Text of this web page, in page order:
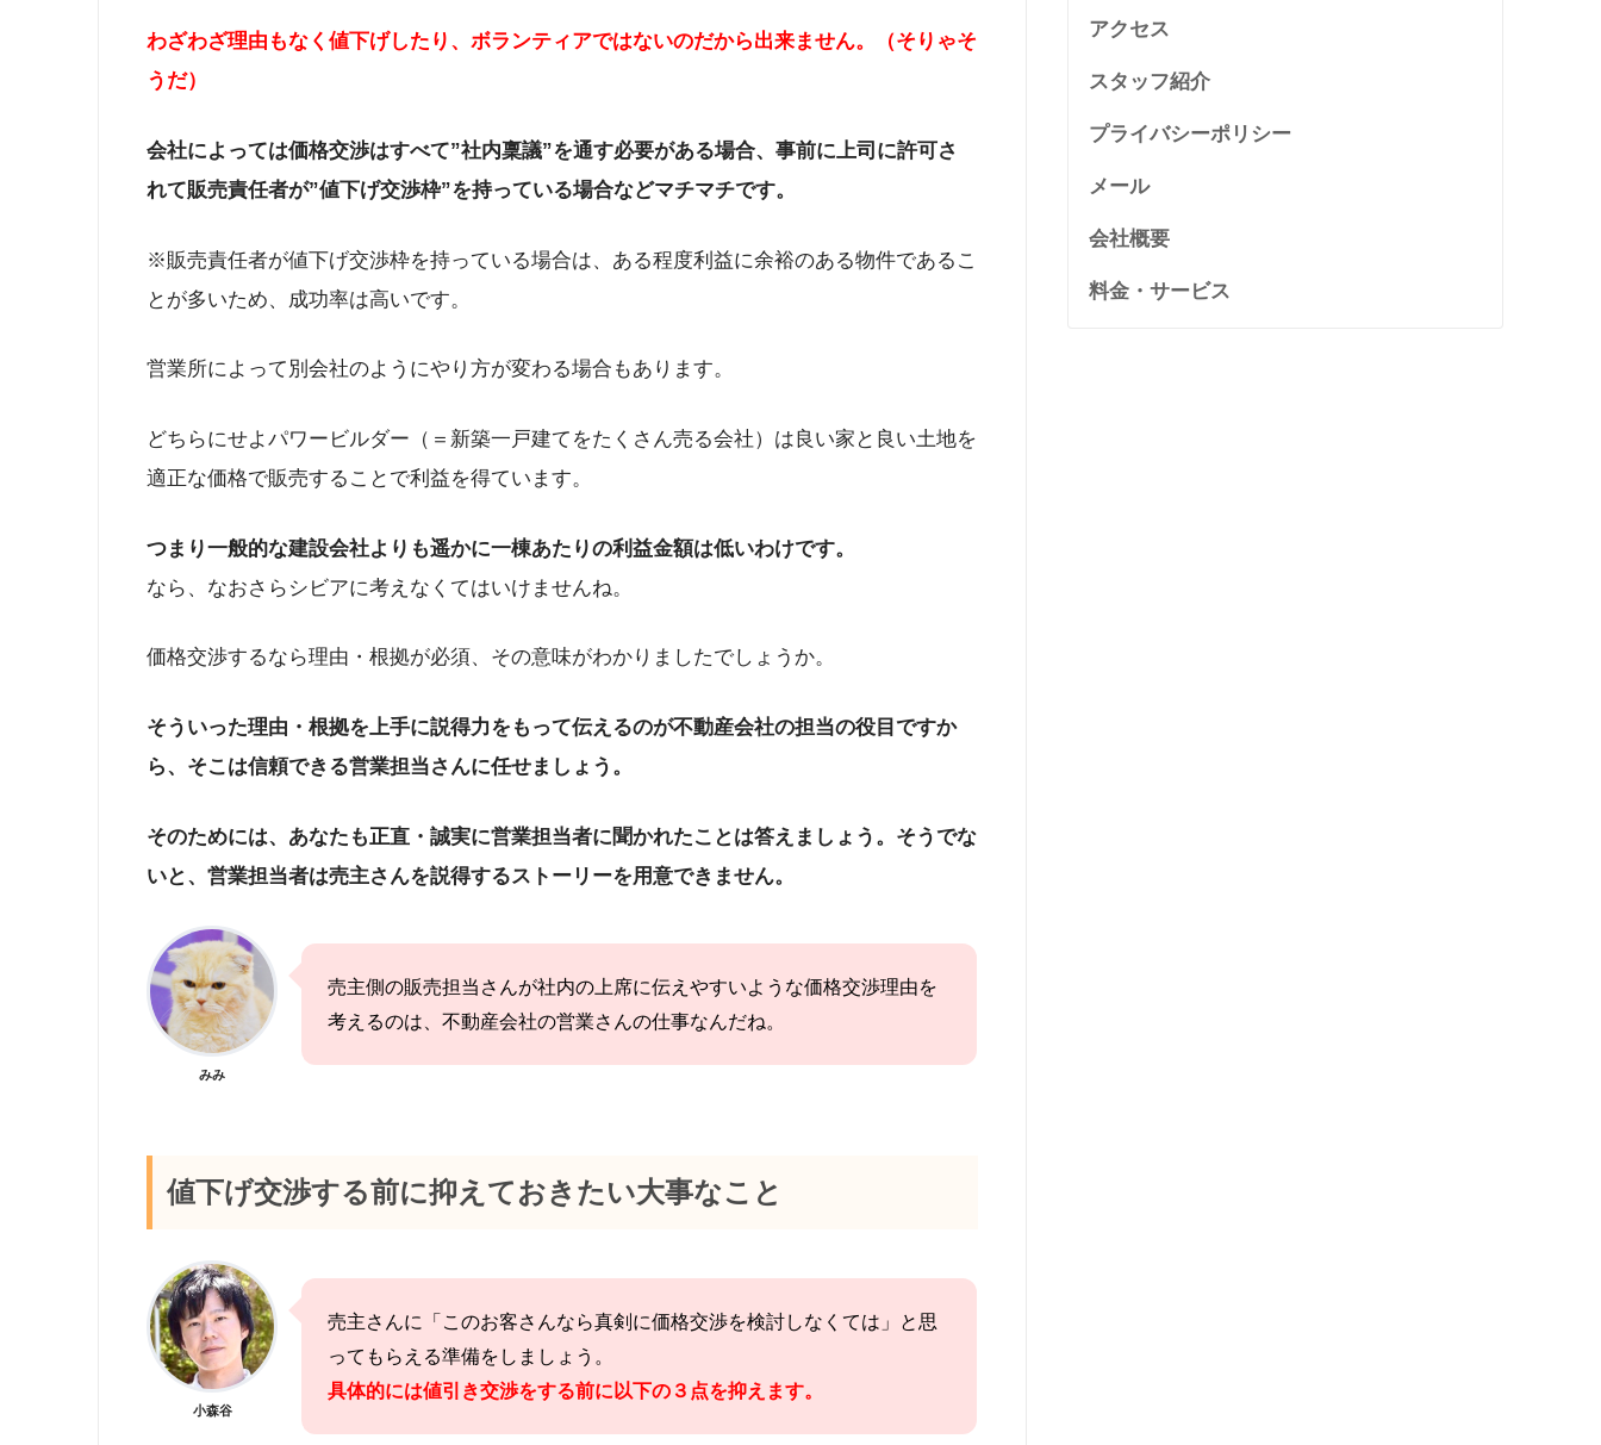
わざわざ理由もなく値下げしたり、ボランティアではないのだから出来ません。（そりゃそ
うだ）
会社によっては価格交渉はすべて”社内稟議”を通す必要がある場合、事前に上司に許可さ
れて販売責任者が”値下げ交渉枠”を持っている場合などマチマチです。
※販売責任者が値下げ交渉枠を持っている場合は、ある程度利益に余裕のある物件であるこ
とが多いため、成功率は高いです。
営業所によって別会社のようにやり方が変わる場合もあります。
どちらにせよパワービルダー（＝新築一戸建てをたくさん売る会社）は良い家と良い土地を
適正な価格で販売することで利益を得ています。
つまり一般的な建設会社よりも遥かに一棟あたりの利益金額は低いわけです。
なら、なおさらシビアに考えなくてはいけませんね。
価格交渉するなら理由・根拠が必須、その意味がわかりましたでしょうか。
そういった理由・根拠を上手に説得力をもって伝えるのが不動産会社の担当の役目ですか
ら、そこは信頼できる営業担当さんに任せましょう。
そのためには、あなたも正直・誠実に営業担当者に聞かれたことは答えましょう。そうでな
いと、営業担当者は売主さんを説得するストーリーを用意できません。
みみ
売主側の販売担当さんが社内の上席に伝えやすいような価格交渉理由を
考えるのは、不動産会社の営業さんの仕事なんだね。
値下げ交渉する前に抑えておきたい大事なこと
小森谷
売主さんに「このお客さんなら真剣に価格交渉を検討しなくては」と思
ってもらえる準備をしましょう。
具体的には値引き交渉をする前に以下の３点を抑えます。
アクセス
スタッフ紹介
プライバシーポリシー
メール
会社概要
料金・サービス